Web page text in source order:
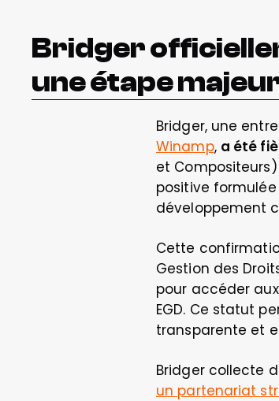
Bridger
une étape
Bridger, une
Winamp, a été
et
positive
développement
Cette
Gestion des
pour accéder
EGD. Ce statut
transparente et
Bridger collecte
un partenariat